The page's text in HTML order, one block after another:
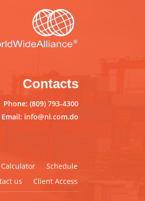
Contacts
Phone: (809) 793-4300
Email: info@nl.com.do
Calculator
Schedule
us Client Access